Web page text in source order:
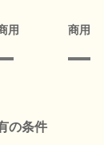
用 商用
の条件